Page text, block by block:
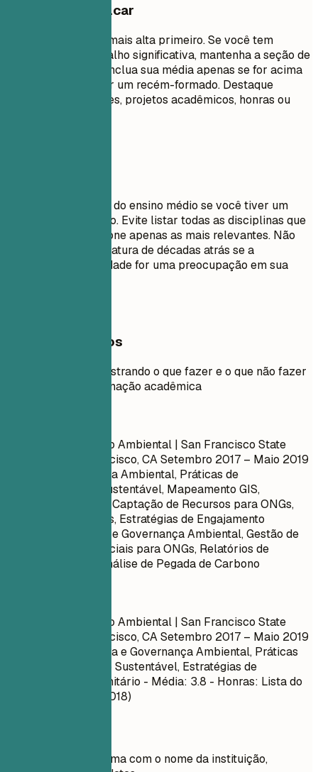
O que vale destacar
Liste sua formação mais alta primeiro. Se você tem
experiência de trabalho significativa, mantenha a seção de
educação concisa. Inclua sua média apenas se for acima
de 3.5 ou se você for um recém-formado. Destaque
disciplinas relevantes, projetos acadêmicos, honras ou
Não inclua detalhes do ensino médio se você tiver um
diploma universitário. Evite listar todas as disciplinas que
você cursou; selecione apenas as mais relevantes. Não
inclua datas de formatura de décadas atrás se a
discriminação por idade for uma preocupação em sua
Exemplos práticos
Exemplo prático mostrando o que fazer e o que não fazer
para a seção de formação acadêmica
Mestrado em Gestão Ambiental | San Francisco State
University, San Francisco, CASetembro 2017 – Maio 2019
- Disciplinas: Política Ambiental, Práticas de
Desenvolvimento Sustentável, Mapeamento GIS,
Silvicultura Urbana, Captação de Recursos para ONGs,
Redação de Projetos, Estratégias de Engajamento
Comunitário, Direito e Governança Ambiental, Gestão de
Resíduos, Mídias Sociais para ONGs, Relatórios de
Sustentabilidade, Análise de Pegada de Carbono
Mestrado em Gestão Ambiental | San Francisco State
University, San Francisco, CASetembro 2017 – Maio 2019
- Disciplinas: Política e Governança Ambiental, Práticas
de Desenvolvimento Sustentável, Estratégias de
Engajamento Comunitário - Média: 3.8 - Honras: Lista do
Reitor (Primavera 2018)
Liste seu diploma com o nome da instituição,